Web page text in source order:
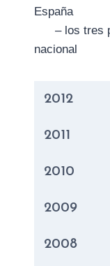
España
– los tres
nacional
2012
2011
2010
2009
2008